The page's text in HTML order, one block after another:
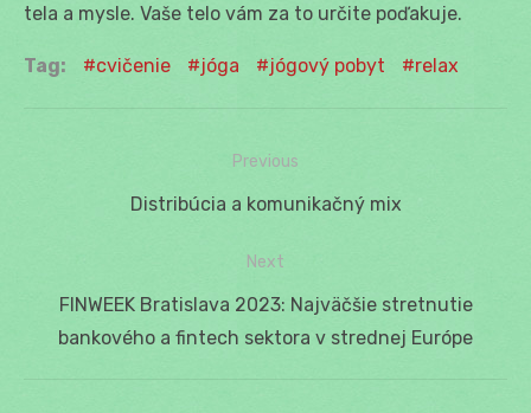
tela a mysle. Vaše telo vám za to určite poďakuje.
Tag: cvičenie jóga jógový pobyt relax
Navigácia
Previous
Previous
Distribúcia a komunikačný mix
Next
Next
post:
FINWEEK Bratislava 2023: Najväčšie stretnutie
bankového a fintech sektora v strednej Európe